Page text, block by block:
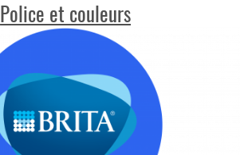
Police et couleurs